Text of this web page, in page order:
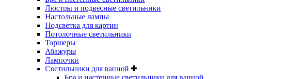
Люстры и подвесные светильники
Настольные лампы
Подсветка для картин
Потолочные светильники
Торшеры
Абажуры
Лампочки
Светильники для ванной
Бра и настенные светильники для ванной